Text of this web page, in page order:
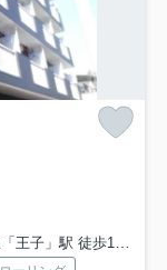
王子」駅 徒歩18分